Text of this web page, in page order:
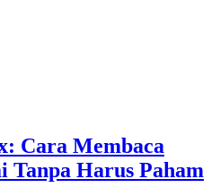
Cara Membaca
Tanpa Harus Paham